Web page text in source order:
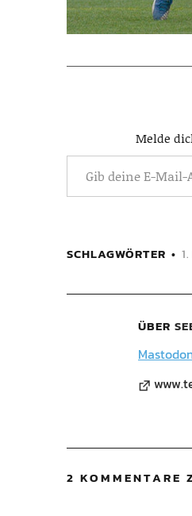
Melde
SCHLAGWÖRTER
ÜBER
2 KOMMENTARE